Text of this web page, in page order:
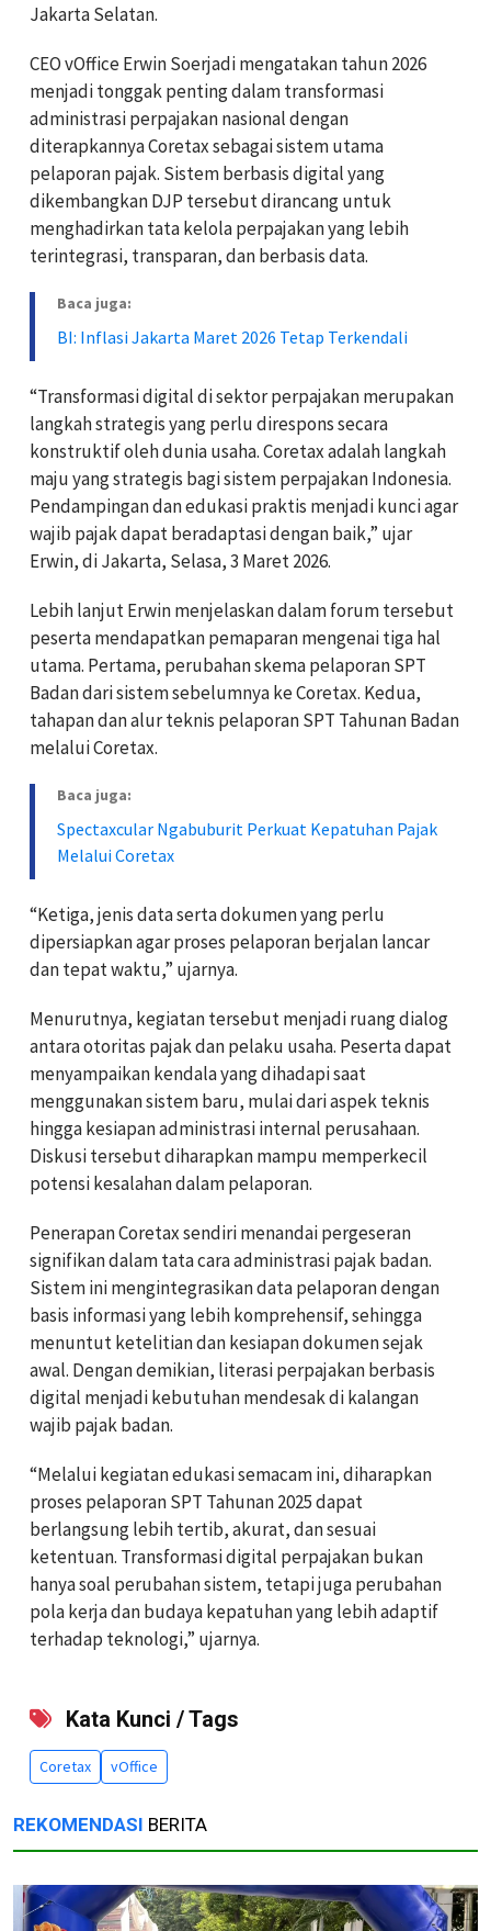
Jakarta Selatan.
CEO vOffice Erwin Soerjadi mengatakan tahun 2026
menjadi tonggak penting dalam transformasi
administrasi perpajakan nasional dengan
diterapkannya Coretax sebagai sistem utama
pelaporan pajak. Sistem berbasis digital yang
dikembangkan DJP tersebut dirancang untuk
menghadirkan tata kelola perpajakan yang lebih
terintegrasi, transparan, dan berbasis data.
Baca juga:
BI: Inflasi Jakarta Maret 2026 Tetap Terkendali
“Transformasi digital di sektor perpajakan merupakan
langkah strategis yang perlu direspons secara
konstruktif oleh dunia usaha. Coretax adalah langkah
maju yang strategis bagi sistem perpajakan Indonesia.
Pendampingan dan edukasi praktis menjadi kunci agar
wajib pajak dapat beradaptasi dengan baik,” ujar
Erwin, di Jakarta, Selasa, 3 Maret 2026.
Lebih lanjut Erwin menjelaskan dalam forum tersebut
peserta mendapatkan pemaparan mengenai tiga hal
utama. Pertama, perubahan skema pelaporan SPT
Badan dari sistem sebelumnya ke Coretax. Kedua,
tahapan dan alur teknis pelaporan SPT Tahunan Badan
melalui Coretax.
Baca juga:
Spectaxcular Ngabuburit Perkuat Kepatuhan Pajak
Melalui Coretax
“Ketiga, jenis data serta dokumen yang perlu
dipersiapkan agar proses pelaporan berjalan lancar
dan tepat waktu,” ujarnya.
Menurutnya, kegiatan tersebut menjadi ruang dialog
antara otoritas pajak dan pelaku usaha. Peserta dapat
menyampaikan kendala yang dihadapi saat
menggunakan sistem baru, mulai dari aspek teknis
hingga kesiapan administrasi internal perusahaan.
Diskusi tersebut diharapkan mampu memperkecil
potensi kesalahan dalam pelaporan.
Penerapan Coretax sendiri menandai pergeseran
signifikan dalam tata cara administrasi pajak badan.
Sistem ini mengintegrasikan data pelaporan dengan
basis informasi yang lebih komprehensif, sehingga
menuntut ketelitian dan kesiapan dokumen sejak
awal. Dengan demikian, literasi perpajakan berbasis
digital menjadi kebutuhan mendesak di kalangan
wajib pajak badan.
“Melalui kegiatan edukasi semacam ini, diharapkan
proses pelaporan SPT Tahunan 2025 dapat
berlangsung lebih tertib, akurat, dan sesuai
ketentuan. Transformasi digital perpajakan bukan
hanya soal perubahan sistem, tetapi juga perubahan
pola kerja dan budaya kepatuhan yang lebih adaptif
terhadap teknologi,” ujarnya.
Kata Kunci / Tags
Coretax vOffice
REKOMENDASI BERITA